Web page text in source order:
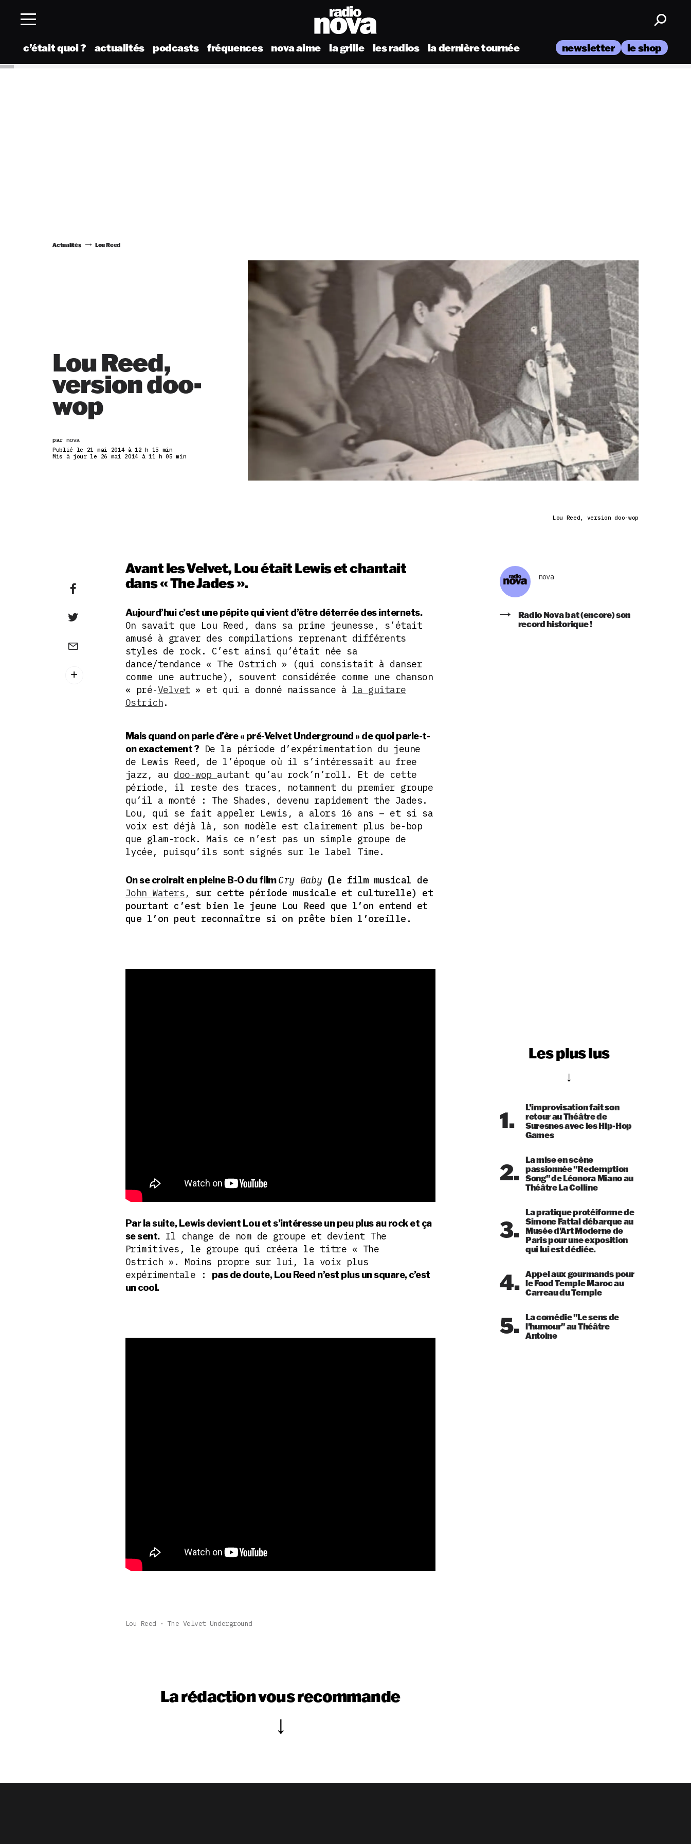
c’était quoi ? actualités podcasts fréquences nova aime la grille les radios la dernière tournée newsletter le shop
Actualités Lou Reed
Lou Reed,
version doo-
wop
par nova
Publié le 21 mai 2014 à 12 h 15 min
Mis à jour le 26 mai 2014 à 11 h 05 min
Lou Reed, version doo-wop
Avant les Velvet, Lou était Lewis et chantait
dans « The Jades ».
Aujourd’hui c’est une pépite qui vient d’être déterrée des internets.
On savait que Lou Reed, dans sa prime jeunesse, s’était
amusé à graver des compilations reprenant différents
styles de rock. C’est ainsi qu’était née sa
dance/tendance « The Ostrich » (qui consistait à danser
comme une autruche), souvent considérée comme une chanson
« pré-Velvet » et qui a donné naissance à la guitare
Ostrich.
Mais quand on parle d’ère « pré-Velvet Underground » de quoi parle-t-
on exactement ?De la période d’expérimentation du jeune
de Lewis Reed, de l’époque où il s’intéressait au free
jazz, au doo-wop autant qu’au rock’n’roll. Et de cette
période, il reste des traces, notamment du premier groupe
qu’il a monté : The Shades, devenu rapidement the Jades.
Lou, qui se fait appeler Lewis, a alors 16 ans – et si sa
voix est déjà là, son modèle est clairement plus be-bop
que glam-rock. Mais ce n’est pas un simple groupe de
lycée, puisqu’ils sont signés sur le label Time.
On se croirait en pleine B-O du filmCry Baby (le film musical de
John Waters,
sur cette période musicale et culturelle) et
pourtant c’est bien le jeune Lou Reed que l’on entend et
que l’on peut reconnaître si on prête bien l’oreille.
Par la suite, Lewis devient Lou et s’intéresse un peu plus au rock et ça
se sent.Il change de nom de groupe et devient The
Primitives, le groupe qui créera le titre « The
Ostrich ». Moins propre sur lui, la voix plus
expérimentale :
pas de doute, Lou Reed n’est plus un square, c’est
un cool.
Lou Reed The Velvet Underground
La rédaction vous recommande
nova
Radio Nova bat (encore) son
record historique !
Les plus lus
1.
L’improvisation fait son
retour au Théâtre de
Suresnes avec les Hip-Hop
Games
2. La mise en scène
passionnée "Redemption
Song" de Léonora Miano au
Théâtre La Colline
3.
La pratique protéiforme de
Simone Fattal débarque au
Musée d'Art Moderne de
Paris pour une exposition
qui lui est dédiée.
4. Appel aux gourmands pour
le Food Temple Maroc au
Carreau du Temple
5. La comédie "Le sens de
l'humour" au Théâtre
Antoine